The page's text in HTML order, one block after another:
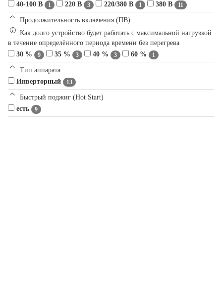
40-100 В
1 220 В 3 220/380 В 1 380 В 11
Продолжительность включения (ПВ)
Как долго устройство будет работать с максимальной нагрузкой
в течение определённого периода времени без перегрева
30 %
9 35 % 3 40 % 3 60 % 1
Тип аппарата
Инверторный
13
Быстрый поджиг (Hot Start)
есть
9